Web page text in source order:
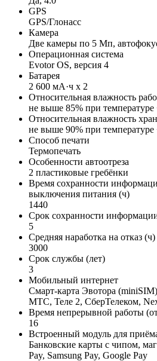
GPS
GPS/Глонасс
Камера
Две камеры по 5 Mп,
Операционная система
Evotor OS, версия 4
Батарея
2 600 мА·ч х 2
Относительная влажность
не выше 85% при температуре
Относительная влажность
не выше 90% при температуре
Способ печати
Термопечать
Особенности автоотреза
2 пластиковые гребёнки
Время сохранности
выключения питания (ч)
1440
Срок сохранности
5
Средняя наработка на отказ (ч)
3000
Срок службы (лет)
3
Мобильный интернет
Смарт-карта Эвотора
МТС, Теле 2, СберТелеком,
Время непрерывной работы
16
Встроенный модуль для
Банковские карты с чипом,
Pay, Samsung Pay, Google Pay